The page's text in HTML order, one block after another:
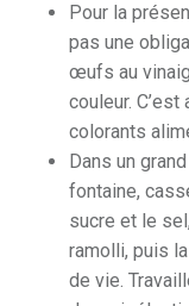
Pour la
pas une
œufs au
couleur.
colorants
Dans un
fontaine,
sucre et le
ramolli, puis
de vie.